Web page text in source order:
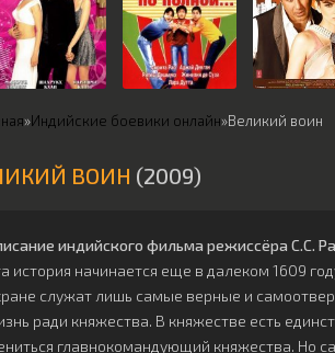
»Индийские боевики онлайн»Великий воин
ВОИН (2009)
индийского фильма режиссёра С.С.
история начинается еще в далеком 1609
служат лишь самые верные и
ради княжества. В княжестве есть
главнокомандующий княжества. Но